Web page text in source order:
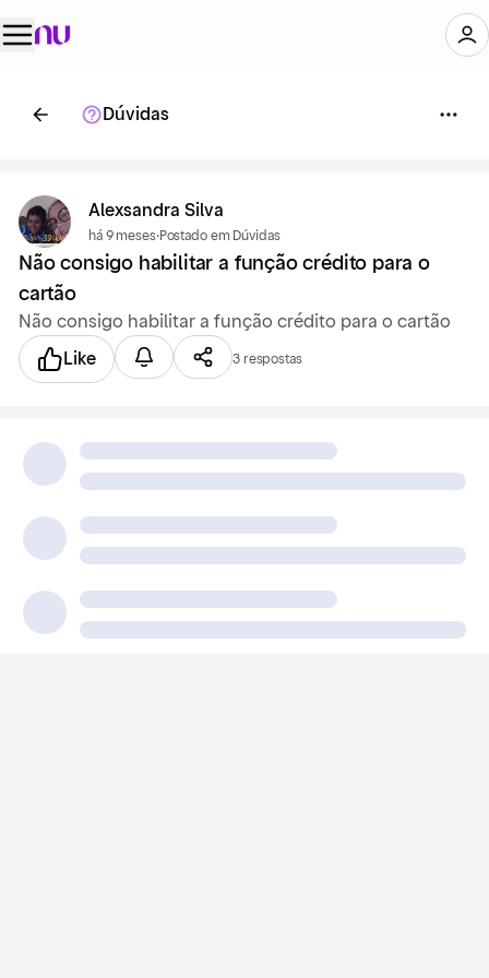
Dúvidas
Alexsandra Silva
há 9 meses·Postado em Dúvidas
Não consigo habilitar a função crédito para o
cartão
Não consigo habilitar a função crédito para o cartão
Like 3 respostas